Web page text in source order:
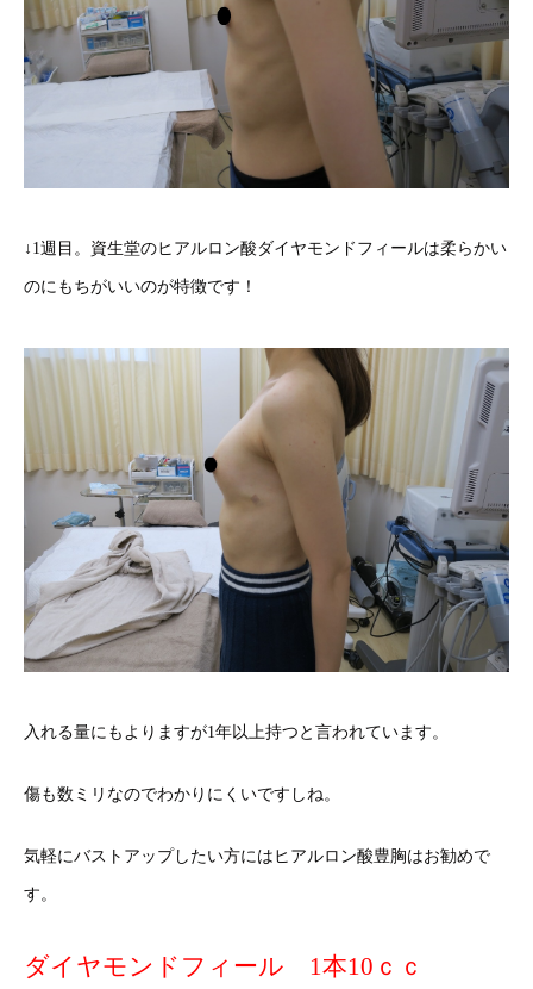
↓1週目。資生堂のヒアルロン酸ダイヤモンドフィールは柔らかい
のにもちがいいのが特徴です！
入れる量にもよりますが1年以上持つと言われています。
傷も数ミリなのでわかりにくいですしね。
気軽にバストアップしたい方にはヒアルロン酸豊胸はお勧めで
す。
ダイヤモンドフィール 1本10ｃｃ